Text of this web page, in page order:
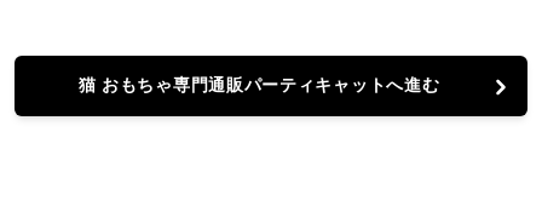
猫 おもちゃ専門通販パーティキャットへ進む